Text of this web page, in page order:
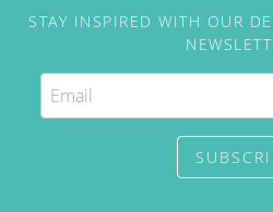
STAY INSPIRED WITH OUR